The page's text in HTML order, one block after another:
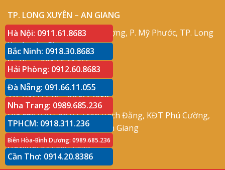
TP. LONG XUYÊN – AN GIANG
Địa chỉ: Số 417 Phạm Cự Lượng, P. Mỹ Phước, TP. Long
Xuyên, An Giang
Hotline:091.66.11.055
TP. RẠCH GIÁ – KIÊN GIANG
Địa chỉ:P30 Căn 07 Trần Bạch Đằng, KĐT Phú Cường,
P. An Hòa, TP. Rạch Giá, Kiên Giang
Hotline:091.66.11.055
Hà Nội: 0911.61.8683
Bắc Ninh: 0918.30.8683
Hải Phòng: 0912.60.8683
Đà Nẵng: 091.66.11.055
Nha Trang: 0989.685.236
TPHCM: 0918.311.236
Biên Hòa-Bình Dương: 0989.685.236
Cần Thơ: 0914.20.8386